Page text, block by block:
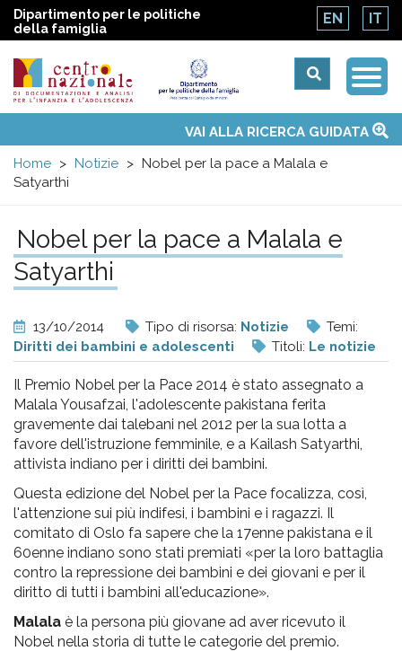
Dipartimento per le politiche
della famiglia
EN IT
Centro
nazionale
di
Documentazione
e
analisi
pr
l'infanzia
e
l'adolescenza
menu
Temi
Attività
Convenzione ONUVAI ALLA RICERCA GUIDATA
Home
Notizie
Nobel per la pace a Malala e
Satyarthi
Nobel per la pace a Malala e
Satyarthi
13/10/2014 Tipo di risorsa: Notizie
Temi:
Diritti dei bambini e adolescenti
Titoli: Le notizie
Il Premio Nobel per la Pace 2014 è stato assegnato a
Malala Yousafzai, l'adolescente pakistana ferita
gravemente dai talebani nel 2012 per la sua lotta a
favore dell'istruzione femminile, e a Kailash Satyarthi,
attivista indiano per i diritti dei bambini.
Questa edizione del Nobel per la Pace focalizza, così,
l'attenzione sui più indifesi, i bambini e i ragazzi. Il
comitato di Oslo fa sapere che la 17enne pakistana e il
60enne indiano sono stati premiati «per la loro battaglia
contro la repressione dei bambini e dei giovani e per il
diritto di tutti i bambini all'educazione».
Malala è la persona più giovane ad aver ricevuto il
Nobel nella storia di tutte le categorie del premio.